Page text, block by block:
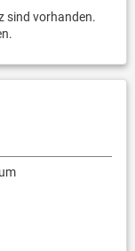
sind vorhanden.